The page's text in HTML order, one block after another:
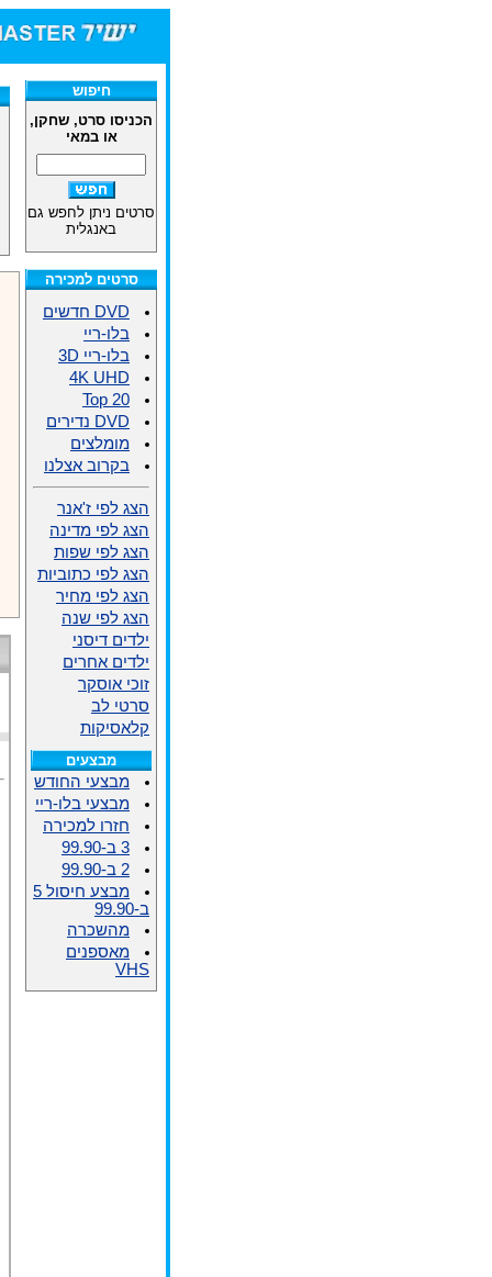
חיפוש
הכניסו סרט, שחקן,
או במאי
סרטים ניתן לחפש גם
באנגלית
סרטים למכירה
DVD חדשים
בלו-ריי
בלו-ריי 3D
4K UHD
Top 20
DVD נדירים
מומלצים
בקרוב אצלנו
הצג לפי ז'אנר
הצג לפי מדינה
הצג לפי שפות
הצג לפי כתוביות
הצג לפי מחיר
הצג לפי שנה
ילדים דיסני
ילדים אחרים
זוכי אוסקר
סרטי לב
קלאסיקות
מבצעים
מבצעי החודש
מבצעי בלו-ריי
חזרו למכירה
3 ב-99.90
2 ב-99.90
מבצע חיסול 5
ב-99.90
מהשכרה
מאספנים
VHS